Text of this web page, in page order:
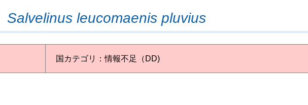
Salvelinus leucomaenis pluvius
国カテゴリ：情報不足（DD)